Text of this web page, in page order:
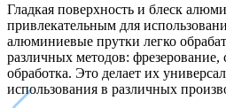
Гладкая поверхность и блеск
привлекательным для
алюминиевые прутки легко
различных методов: фрезерование,
обработка. Это делает их
использования в различных